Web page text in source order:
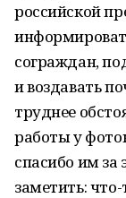
российской
сограждан,
и воздавать
труднее
работы у
спасибо им за
заметить: